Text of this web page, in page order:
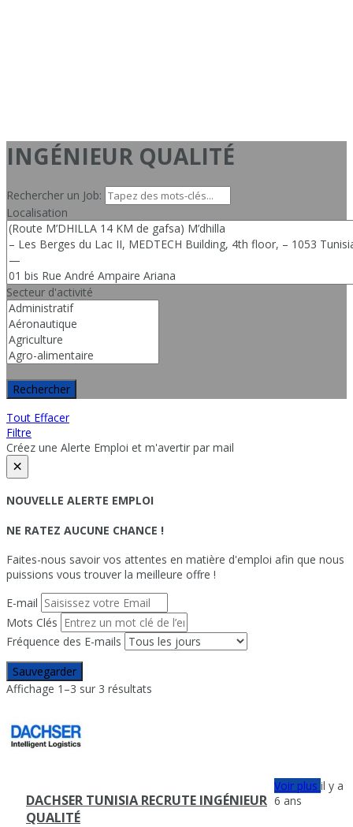
INGÉNIEUR QUALITÉ
Rechercher un Job:
Localisation
Secteur d'activité
Rechercher
Tout Effacer
Filtre
Créez une Alerte Emploi et m'avertir par mail
×
NOUVELLE ALERTE EMPLOI
NE RATEZ AUCUNE CHANCE !
Faites-nous savoir vos attentes en matière d'emploi afin que nous
puissions vous trouver la meilleure offre !
E-mail
Mots Clés
Fréquence des E-mails
Sauvegarder
Affichage 1–3 sur 3 résultats
DACHSER TUNISIA RECRUTE INGÉNIEUR
QUALITÉ
Voir plusil y a
6 ans